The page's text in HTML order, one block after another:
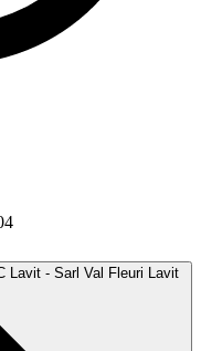
Lavit - Sarl Val Fleuri Lavit